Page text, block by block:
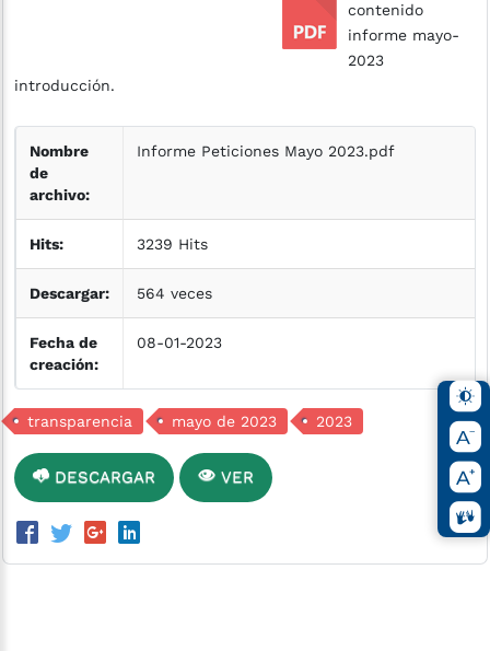
contenido
informe mayo-
2023
introducción.
Nombre
de
archivo:
Informe Peticiones Mayo 2023.pdf
Hits: 3239 Hits
Descargar: 564 veces
Fecha de
creación:
08-01-2023
transparencia mayo de 2023 2023
DESCARGAR VER